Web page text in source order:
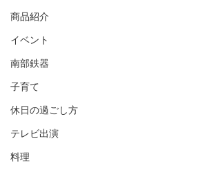
商品紹介
イベント
南部鉄器
子育て
休日の過ごし方
テレビ出演
料理